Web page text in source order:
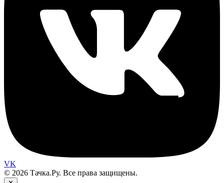
VK
© 2026 Тачка.Ру. Все права защищены.